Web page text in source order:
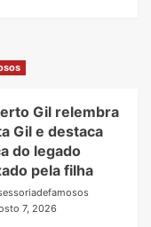
Gil relembra
Gil e destaca
do legado
pela filha
7, 2026